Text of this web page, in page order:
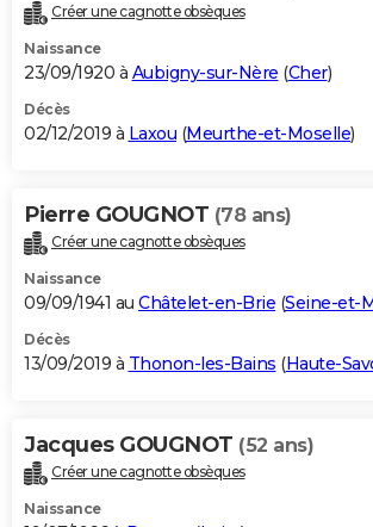
Créer une cagnotte obsèques
Naissance
23/09/1920 à Aubigny-sur-Nère (Cher)
Décès
02/12/2019 à Laxou (Meurthe-et-Moselle)
Pierre GOUGNOT (78 ans)
Créer une cagnotte obsèques
Naissance
09/09/1941 au Châtelet-en-Brie (Seine-et-
Décès
13/09/2019 à Thonon-les-Bains (Haute-
Jacques GOUGNOT (52 ans)
Créer une cagnotte obsèques
Naissance